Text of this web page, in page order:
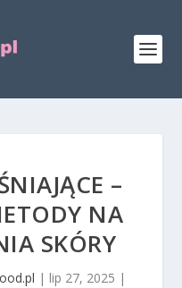
–
NA
SKÓRY
| lip 27, 2025 |